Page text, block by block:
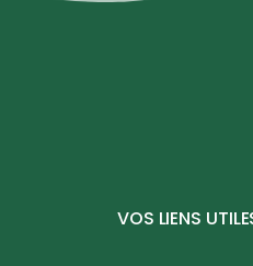
VOS LIENS